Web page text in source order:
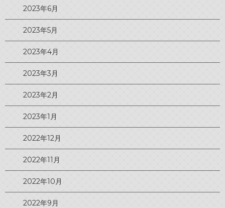
2023年6月
2023年5月
2023年4月
2023年3月
2023年2月
2023年1月
2022年12月
2022年11月
2022年10月
2022年9月